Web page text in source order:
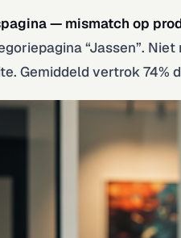
— mismatch op
“Jassen”.
Gemiddeld vertrok 74%